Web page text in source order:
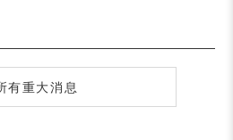
有重大消息